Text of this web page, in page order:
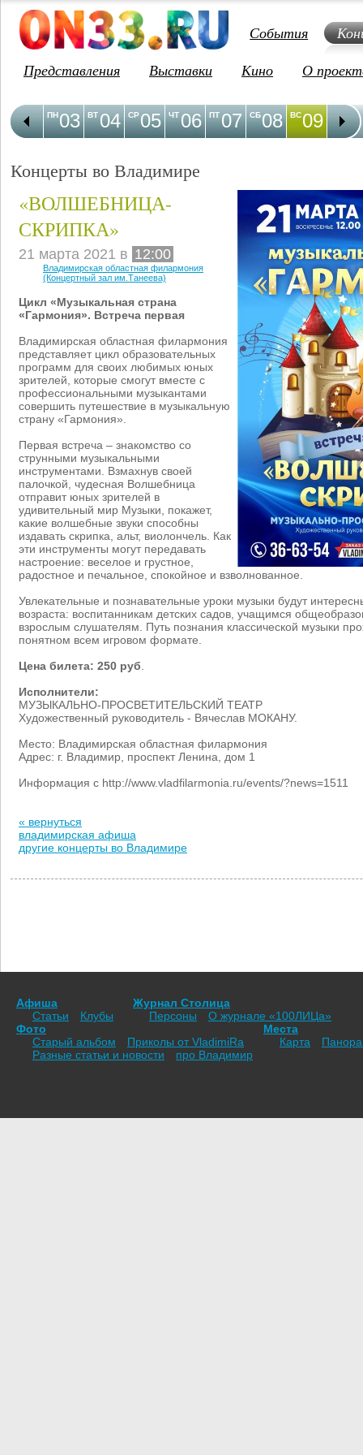
События
Представления
Выставки Кино О
03
ПН 04
ВТ 05
СР 06
ЧТ 07
ПТ 08
СБ 09
ВС 10
ПН
Концерты во Владимире
«ВОЛШЕБНИЦА-
СКРИПКА»
21 марта 2021 в 12:00
Владимирская областная филармония
(Концертный зал им.Танеева)
Цикл «Музыкальная страна
«Гармония». Встреча первая
Владимирская областная филармония
представляет цикл образовательных
программ для своих любимых юных
зрителей, которые смогут вместе с
профессиональными музыкантами
совершить путешествие в музыкальную
страну «Гармония».
Первая встреча – знакомство со
струнными музыкальными
инструментами. Взмахнув своей
палочкой, чудесная Волшебница
отправит юных зрителей в
удивительный мир Музыки, покажет,
какие волшебные звуки способны
издавать скрипка, альт, виолончель. Как
эти инструменты могут передавать
настроение: веселое и грустное,
радостное и печальное, спокойное и взволнованное.
Увлекательные и познавательные уроки музыки будут
возраста: воспитанникам детских садов, учащимся
взрослым слушателям. Путь познания классической музыки
понятном всем игровом формате.
Цена билета: 250 руб
Исполнители:
МУЗЫКАЛЬНО-ПРОСВЕТИТЕЛЬСКИЙ ТЕАТР
Художественный руководитель - Вячеслав МОКАНУ.
Место: Владимирская областная филармония
Адрес: г. Владимир, проспект Ленина, дом 1
Информация с http://www.vladfilarmonia.ru/events/?news=1511
« вернуться
владимирская афиша
другие концерты во Владимире
Афиша
Статьи
Клубы
Журнал Столица
Персоны
О журнале «100ЛИЦа»
Фото
Старый альбом
Приколы от VladimiRа
Места
Карта
Разные статьи и новости
про Владимир